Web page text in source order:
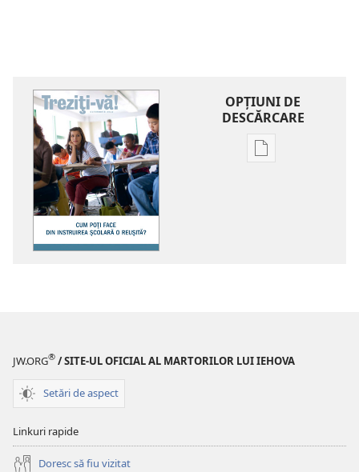
OPŢIUNI DE
DESCĂRCARE
Opțiuni
instruirea
JW.ORG® / SITE-UL OFICIAL AL MARTORILOR LUI IEHOVA
Setări de aspect
Linkuri rapide
Doresc să fiu vizitat